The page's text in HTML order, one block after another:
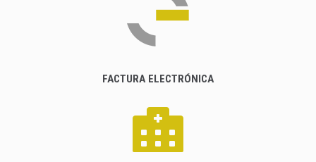
FACTURA ELECTRÓNICA